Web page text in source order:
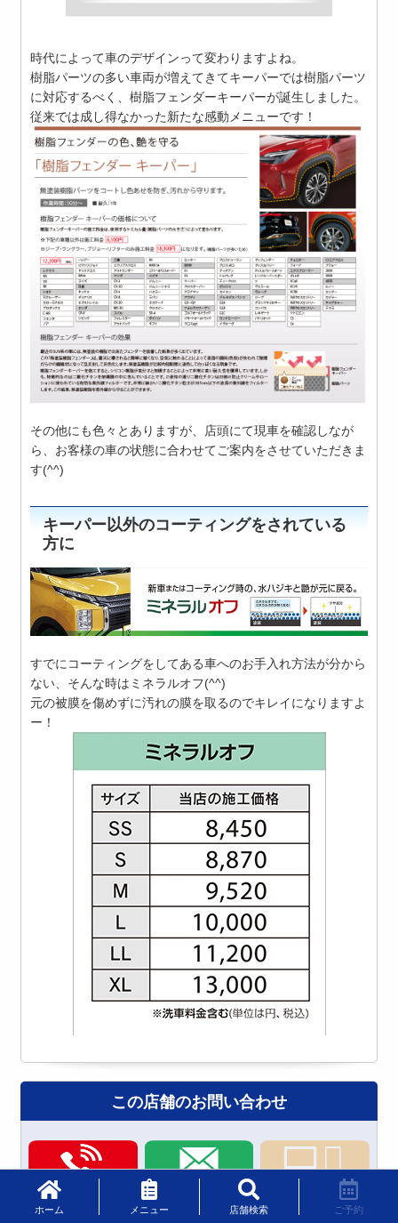
時代によって車のデザインって変わりますよね。
樹脂パーツの多い車両が増えてきてキーパーでは樹脂パーツ
に対応するべく、樹脂フェンダーキーパーが誕生しました。
従来では成し得なかった新たな感動メニューです！
その他にも色々とありますが、店頭にて現車を確認しなが
ら、お客様の車の状態に合わせてご案内をさせていただきま
す(^^)
キーパー以外のコーティングをされている
方に
すでにコーティングをしてある車へのお手入れ方法が分から
ない、そんな時はミネラルオフ(^^)
元の被膜を傷めずに汚れの膜を取るのでキレイになりますよ
ー！
この店舗のお問い合わせ
ホーム メニュー 店舗検索 ご予約